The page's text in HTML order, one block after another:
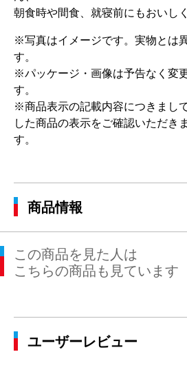
朝食時や間食、就寝前にもおいし
※写真はイメージです。実物とは
す。
※パッケージ・画像は予告なく変
す。
※商品表示の記載内容につきまし
した商品の表示をご確認いただき
す。
商品情報
この商品を見た人は
こちらの商品も見ています
ユーザーレビュー